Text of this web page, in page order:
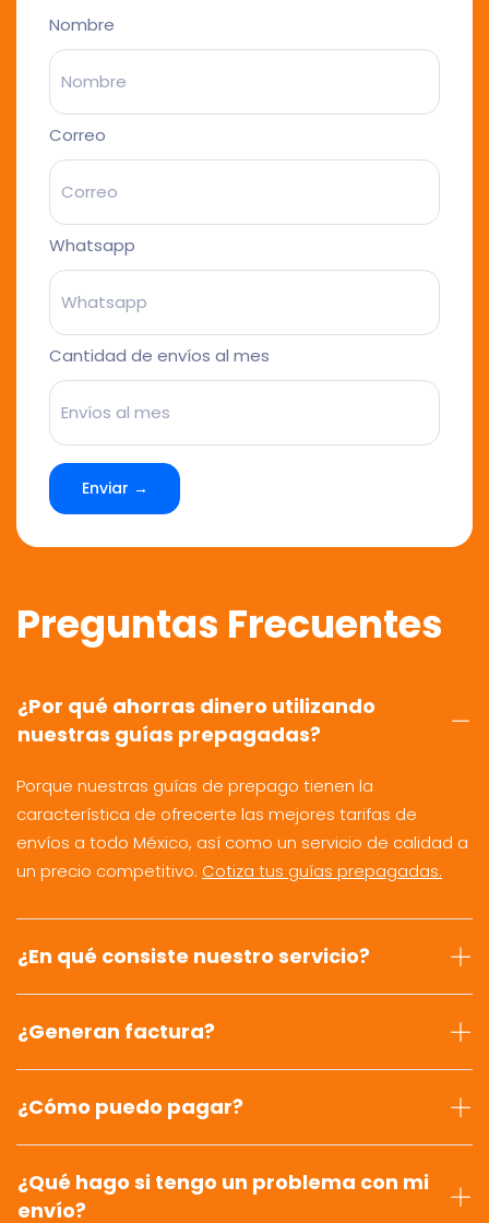
Nombre
Correo
Whatsapp
Cantidad de envíos al mes
Enviar →
Preguntas Frecuentes
¿Por qué ahorras dinero utilizando
nuestras guías prepagadas?
Porque nuestras guías de prepago tienen la
característica de ofrecerte las mejores tarifas de
envíos a todo México, así como un servicio de calidad a
un precio competitivo. Cotiza tus guías prepagadas.
¿En qué consiste nuestro servicio?
¿Generan factura?
¿Cómo puedo pagar?
¿Qué hago si tengo un problema con mi
envío?